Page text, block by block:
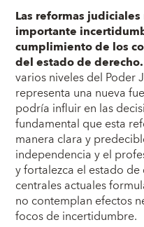
Las reformas
importante
cumplimiento de los
del estado de derecho.
varios niveles del Poder
representa una nueva
podría influir en las
fundamental que esta
manera clara y
independencia y el
y fortalezca el estado
centrales actuales
no contemplan efectos
focos de incertidumbre.